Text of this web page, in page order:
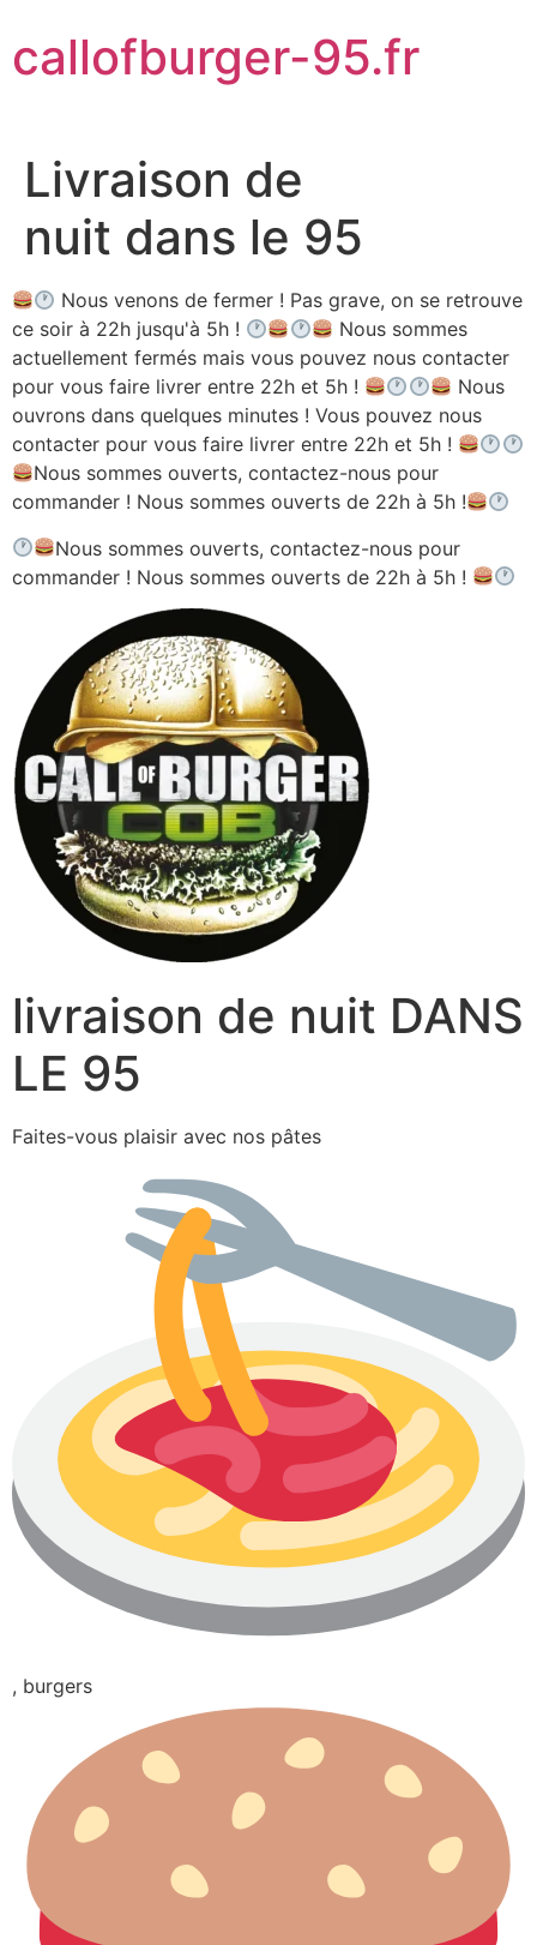
contenu
callofburger-95.fr
Livraison de
nuit dans le 95
Nous venons de fermer ! Pas grave, on se retrouve
ce soir à 22h jusqu'à 5h !
Nous sommes
actuellement fermés mais vous pouvez nous contacter
pour vous faire livrer entre 22h et 5h !
Nous
ouvrons dans quelques minutes ! Vous pouvez nous
contacter pour vous faire livrer entre 22h et 5h !
Nous sommes ouverts, contactez-nous pour
commander ! Nous sommes ouverts de 22h à 5h !
Nous sommes ouverts, contactez-nous pour
commander ! Nous sommes ouverts de 22h à 5h !
livraison de nuit DANS
LE 95
Faites-vous plaisir avec nos pâtes
, burgers